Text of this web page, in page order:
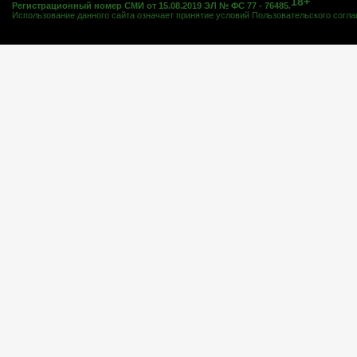
Регистрационный номер СМИ от 15.08.2019 ЭЛ № ФС 77 - 76485.
Использование данного сайта означает принятие условий Пользовательского